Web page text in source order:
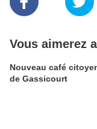
Vous aimerez
Nouveau café
de Gassicourt